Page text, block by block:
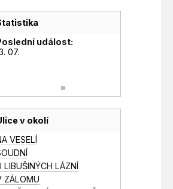
událost:
07.
v okolí
VESELÍ
LIBUŠINÝCH LÁZNÍ
ZÁLOMU